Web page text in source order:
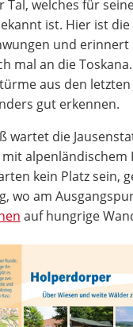
Tal, welches für
ist. Hier ist die
und erinnert
mal an die
aus den letzten
gut erkennen.
wartet die
alpenländischem
kein Platz sein,
wo am
auf hungrige